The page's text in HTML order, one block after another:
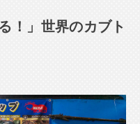
！」世界のカブト